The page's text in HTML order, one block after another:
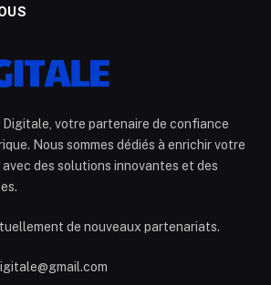
Digitale, votre partenaire de confiance
Nous sommes dédiés à enrichir votre
des solutions innovantes et des
de nouveaux partenariats.